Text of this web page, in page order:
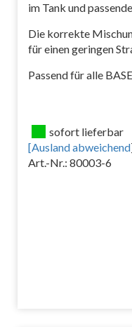
im Tank und
Die korrekte
für einen geringen
Passend für alle
sofort lieferbar
[Ausland abweichend
Art.-Nr.: 80003-6